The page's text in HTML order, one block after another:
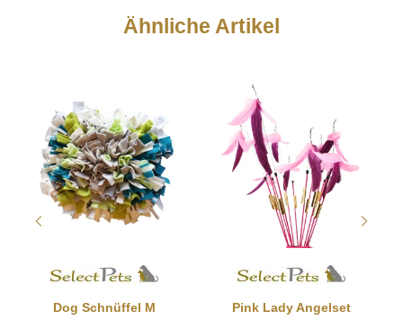
Ähnliche Artikel
Dog Schnüffel M Pink Lady Angelset